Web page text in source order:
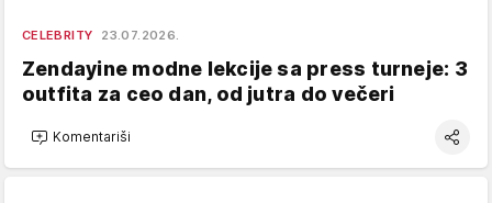
CELEBRITY 23.07.2026.
Zendayine modne lekcije sa press turneje: 3
outfita za ceo dan, od jutra do večeri
Komentariši